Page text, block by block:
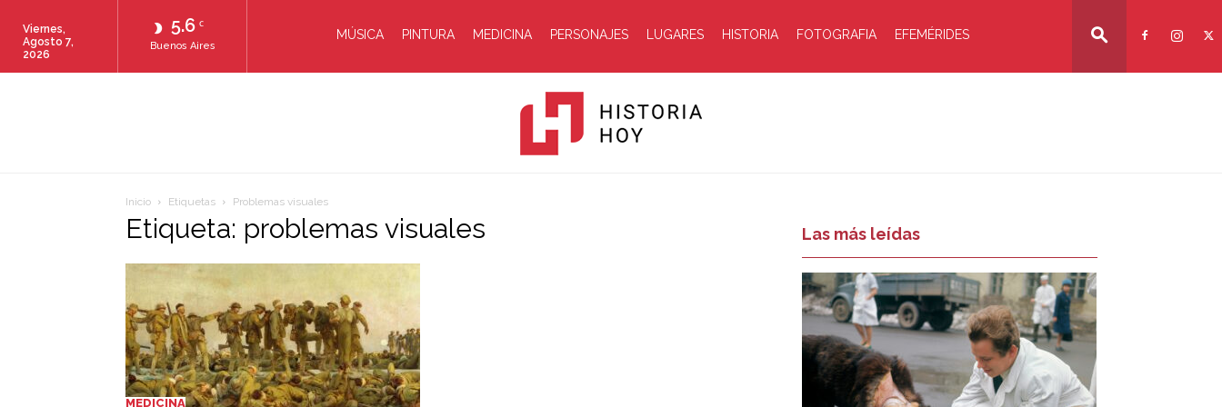
5.6 C
Buenos Aires
Viernes,
Agosto 7,
2026
MÚSICA PINTURA MEDICINA PERSONAJES LUGARES HISTORIA FOTOGRAFIA EFEMÉRIDES
Inicio Etiquetas Problemas visuales
Etiqueta: problemas visuales
MEDICINA
Las más leídas